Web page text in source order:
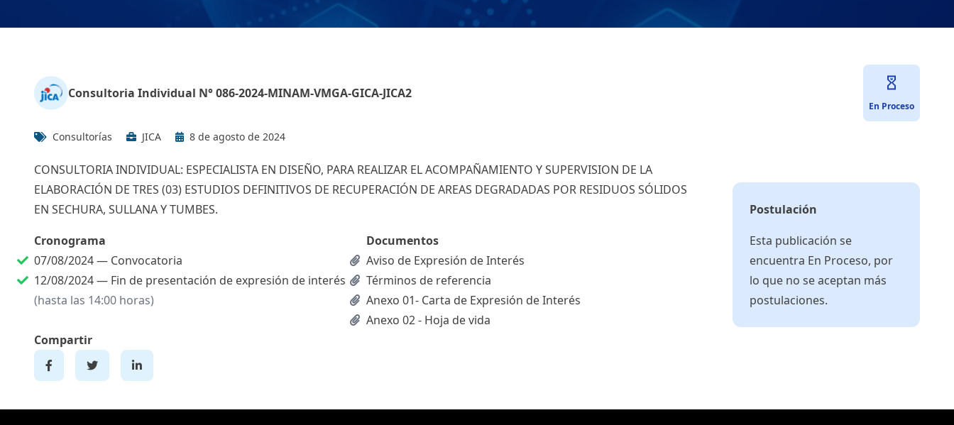
Consultoria Individual N° 086-2024-MINAM-VMGA-GICA-JICA2
En Proceso
Consultorías JICA 8 de agosto de 2024
CONSULTORIA INDIVIDUAL: ESPECIALISTA EN DISEÑO, PARA REALIZAR EL ACOMPAÑAMIENTO Y SUPERVISION DE LA
ELABORACIÓN DE TRES (03) ESTUDIOS DEFINITIVOS DE RECUPERACIÓN DE AREAS DEGRADADAS POR RESIDUOS SÓLIDOS
EN SECHURA, SULLANA Y TUMBES.
Cronograma
07/08/2024 — Convocatoria
12/08/2024 — Fin de presentación de expresión de interés
(hasta las 14:00 horas)
Documentos
Aviso de Expresión de Interés
Términos de referencia
Anexo 01- Carta de Expresión de Interés
Anexo 02 - Hoja de vida
Compartir
Postulación
Esta publicación se
encuentra En Proceso, por
lo que no se aceptan más
postulaciones.